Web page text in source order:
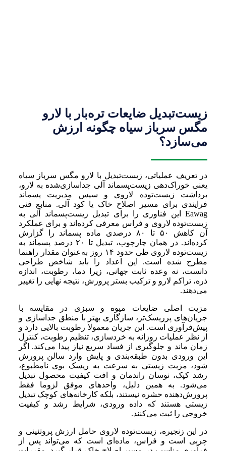
زیست‌تبدیل ضایعات تره‌بار با لارو
مگس سرباز سیاه چگونه ارزش
می‌سازد؟
در تعریف عملیاتی، زیست‌تبدیل با لارو مگس سرباز سیاه
یعنی خوراک‌دهی زیست‌پسماند آلی جداسازی‌شده به لارو،
برداشت زیست‌توده لاروی و سپس مدیریت پسماند
فرایندی برای مسیر اصلاح خاک یا کود آلی. منابع فنی
Eawag این فناوری را برای تبدیل زیست‌پسماند آلی به
زیست‌توده لاروی و فراس معرفی کرده‌اند و برای عملکرد
آن کاهش ۵۰ تا ۸۰ درصدی ماده پسماند را گزارش
کرده‌اند. در همان چارچوب، تبدیل تا ۲۰ درصد پسماند به
زیست‌توده لاروی طی حدود ۱۴ روز به‌عنوان مقدار راهنما
مطرح شده است. این اعداد را باید شاخص طراحی
دانست، نه وعده ثابت جهانی، زیرا دما، رطوبت، اندازه
ذره، تراکم لارو و ترکیب بستر پرورش، نتیجه نهایی را تغییر
می‌دهند.
مزیت اصلی ضایعات میوه و سبزی در مقایسه با
جریان‌های پرریسک‌تر، سازگاری بهتر با منطق جداسازی و
پیش‌فرآوری است. این جریان معمولا رطوبت بالایی دارد و
از نظر عملیات روزانه به خردسازی، تنظیم رطوبت، کنترل
زمان ماند و جلوگیری از فساد سریع نیاز پیدا می‌کند. اگر
این ورودی بدون طبقه‌بندی و پایش وارد سالن پرورش
شود، مزیت زیستی به سرعت به ریسک بوی نامطبوع،
رشد کپک، نوسان راندمان و افت کیفیت محصول تبدیل
می‌شود. به همین دلیل، واحدهای موفق لزوما فقط
پرورش‌دهنده حشره نیستند، بلکه کارخانه‌های کوچک تبدیل
زیستی هستند که داده ورودی، شرایط رشد و کیفیت
خروجی را ثبت می‌کنند.
در این زنجیره، زیست‌توده لاروی حامل ارزش پروتئینی و
چربی است و فراس، ماده‌ای است که می‌تواند پس از